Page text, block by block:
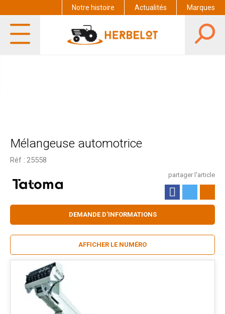
Notre histoire Actualités Marques
Mélangeuse automotrice
Réf : 25558
partager l'article
DEMANDE D'INFORMATIONS
AFFICHER LE NUMÉRO